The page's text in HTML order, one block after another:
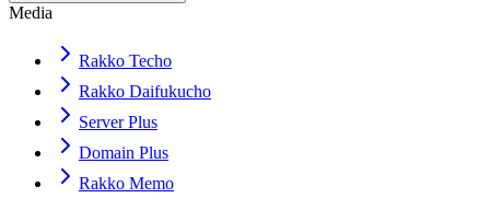
Media
Rakko Techo
Rakko Daifukucho
Server Plus
Domain Plus
Rakko Memo